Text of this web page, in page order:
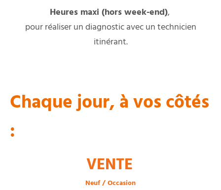
Heures maxi (hors week-end),
pour réaliser un diagnostic avec un technicien
itinérant.
Chaque jour, à vos côtés
:
VENTE
Neuf / Occasion